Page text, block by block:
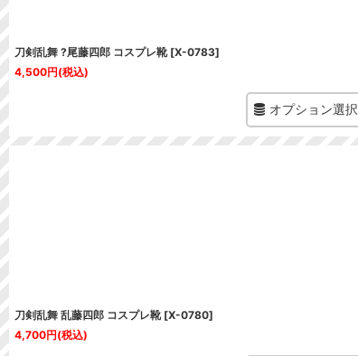
刀剣乱舞 ?尾藤四郎 コスプレ靴 [X-0783]
4,500円(税込)
オプション選択
刀剣乱舞 乱藤四郎 コスプレ靴 [X-0780]
4,700円(税込)